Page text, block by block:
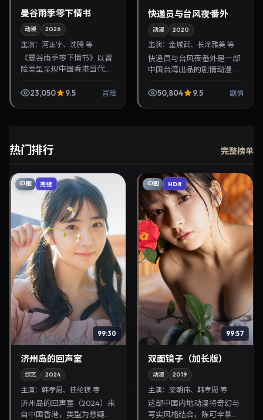
曼谷雨季零下情书
动漫 2026
主演： 河正宇、沈腾 等
《曼谷雨季零下情书》以冒
险类型呈现中国香港当代故
宇、沈腾。2026年7月24日
23,050 9.5 冒险
快递员与台风夜·番外
动漫 2020
主演：金城武、长泽雅美 等
快递员与台风夜·番外是一部
中国台湾出品的剧情动漫，
雅美等主演，2020年1月11日
50,804 9.5 剧情
热门排行 完整榜单
中国 完结
99:30
济州岛的回声室
综艺 2024
主演： 韩孝周、桂纶镁 等
济州岛的回声室（2024）来
自中国香港，类型为悬疑，
中国 HDR
99:57
双面镜子（加长版）
动漫 2019
主演：梁朝伟、韩孝周 等
这部中国内地动漫将奇幻与
写实风格结合，陈可辛掌